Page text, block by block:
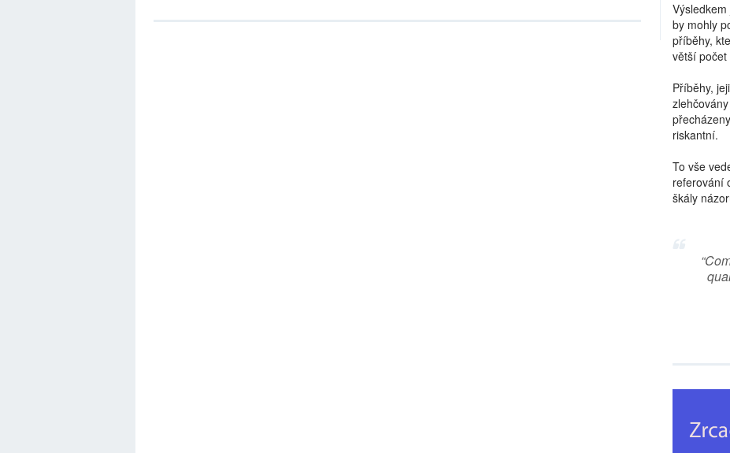
by mohly
příběhy,
větší počet
Příběhy,
riskantní.
To vše
referování
škály